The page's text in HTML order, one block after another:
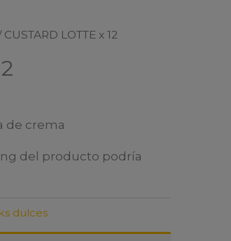
LOTTE x 12
de crema
del producto podría
dulces